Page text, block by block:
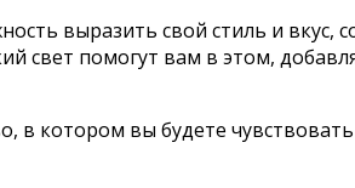
выразить свой стиль и вкус,
свет помогут вам в этом,
в котором вы будете